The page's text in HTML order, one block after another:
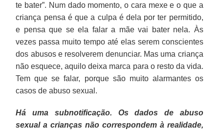
te bater”. Num dado momento, o cara mexe e o que a
criança pensa é que a culpa é dela por ter permitido,
e pensa que se ela falar a mãe vai bater nela. Às
vezes passa muito tempo até elas serem conscientes
dos abusos e resolverem denunciar. Mas uma criança
não esquece, aquilo deixa marca para o resto da vida.
Tem que se falar, porque são muito alarmantes os
casos de abuso sexual.
Há uma subnotificação. Os dados de abuso
sexual a crianças não correspondem à realidade,